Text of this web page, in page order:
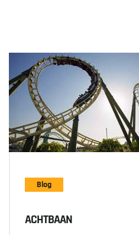
Blog
ACHTBAAN